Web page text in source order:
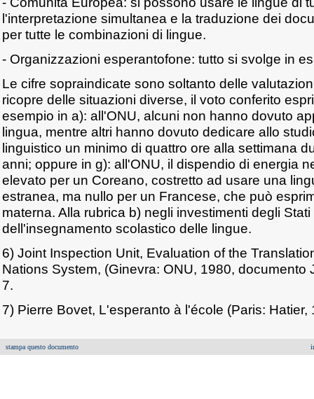
l'interpretazione simultanea e la traduzione dei
per tutte le combinazioni di lingue.
- Organizzazioni esperantofone: tutto si svolge in
Le cifre sopraindicate sono soltanto delle
ricopre delle situazioni diverse, il voto conferito
esempio in a): all'ONU, alcuni non hanno dovuto
lingua, mentre altri hanno dovuto dedicare allo
linguistico un minimo di quattro ore alla settimana
anni; oppure in g): all'ONU, il dispendio di energia
elevato per un Coreano, costretto ad usare una
estranea, ma nullo per un Francese, che può
materna. Alla rubrica b) negli investimenti degli
dell'insegnamento scolastico delle lingue.
6) Joint Inspection Unit, Evaluation of the
Nations System, (Ginevra: ONU, 1980, documento
7.
7) Pierre Bovet, L'esperanto à l'école (Paris: Hatier,
stampa questo documento